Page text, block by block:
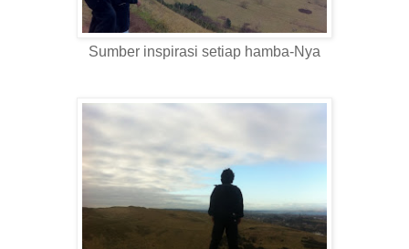
Sumber inspirasi setiap hamba-Nya